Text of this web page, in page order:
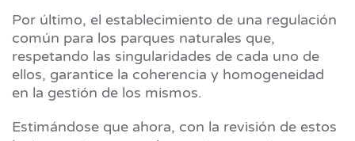
Por último, el establecimiento de una regulación
común para los parques naturales que,
respetando las singularidades de cada uno de
ellos, garantice la coherencia y homogeneidad
en la gestión de los mismos.
Estimándose que ahora, con la revisión de estos